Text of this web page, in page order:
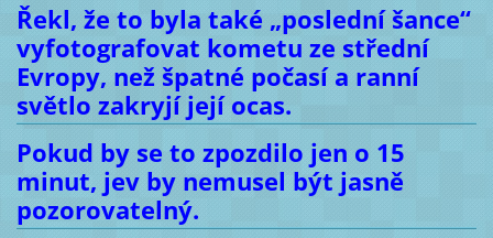
Řekl, že to byla také „poslední šance“
vyfotografovat kometu ze střední
Evropy, než špatné počasí a ranní
světlo zakryjí její ocas.
Pokud by se to zpozdilo jen o 15
minut, jev by nemusel být jasně
pozorovatelný.